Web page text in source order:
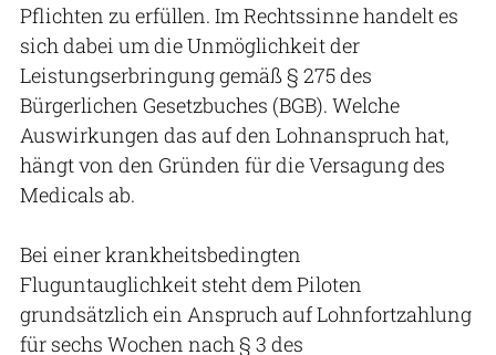
Pflichten zu erfüllen. Im Rechtssinne handelt es
sich dabei um die Unmöglichkeit der
Leistungserbringung gemäß § 275 des
Bürgerlichen Gesetzbuches (BGB). Welche
Auswirkungen das auf den Lohnanspruch hat,
hängt von den Gründen für die Versagung des
Medicals ab.
Bei einer krankheitsbedingten
Fluguntauglichkeit steht dem Piloten
grundsätzlich ein Anspruch auf Lohnfortzahlung
für sechs Wochen nach § 3 des